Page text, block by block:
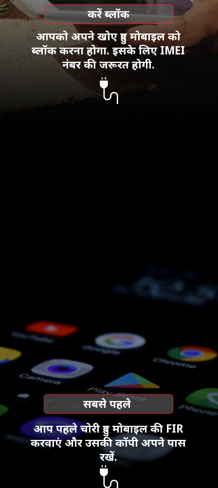
आपको अपने खोए हुए मोबाइल को
ब्लॉक करना होगा. इसके लिए IMEI
नंबर की जरूरत होगी.
करें ब्लॉक
आप पहले चोरी हुए मोबाइल की FIR
करवाएं और उसकी कॉपी अपने पास
रखें.
सबसे पहले